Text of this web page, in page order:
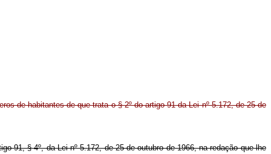
de habitantes de que trata o § 2º do artigo 91 da Lei nº 5.172, de 25 de
91, § 4º, da Lei nº 5.172, de 25 de outubro de 1966, na redação que lhe